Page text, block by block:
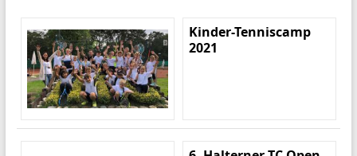
Kinder-Tenniscamp
2021